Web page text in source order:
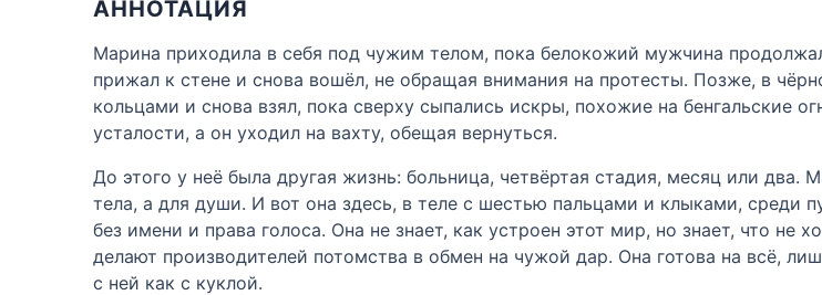
АННОТАЦИЯ
Марина приходила в себя под чужим телом, пока белокожий мужчина
прижал к стене и снова вошёл, не обращая внимания на протесты. Позже, в
кольцами и снова взял, пока сверху сыпались искры, похожие на бенгальские
усталости, а он уходил на вахту, обещая вернуться.
До этого у неё была другая жизнь: больница, четвёртая стадия, месяц или
тела, а для души. И вот она здесь, в теле с шестью пальцами и клыками, среди
без имени и права голоса. Она не знает, как устроен этот мир, но знает, что не
делают производителей потомства в обмен на чужой дар. Она готова на всё,
с ней как с куклой.